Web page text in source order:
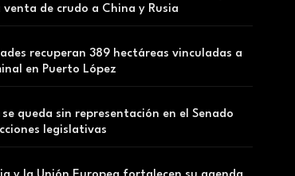
de crudo a China y Rusia
recuperan 389 hectáreas vinculadas a
en Puerto López
se queda sin representación en el Senado
legislativas